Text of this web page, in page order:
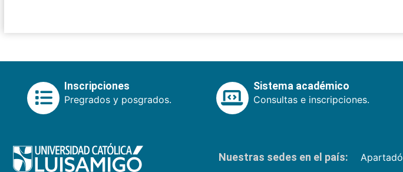
Inscripciones
Pregrados y posgrados.
Sistema académico
Consultas e inscripciones.
Nuestras sedes en el país: Apartadó